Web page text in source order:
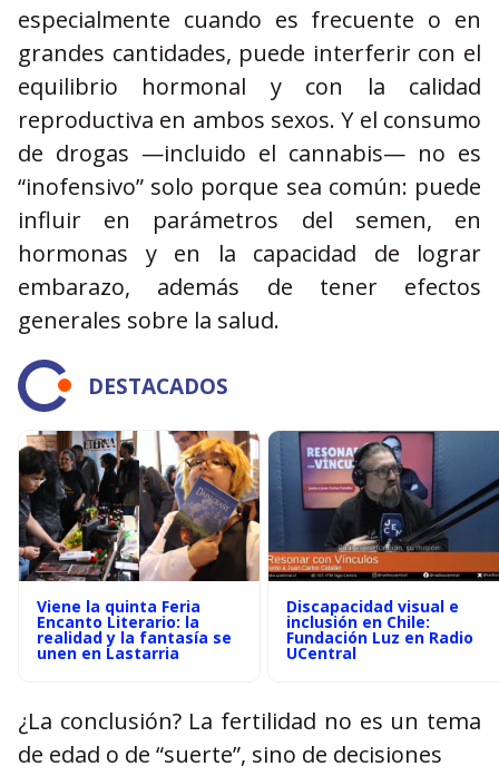
especialmente cuando es frecuente o en
grandes cantidades, puede interferir con el
equilibrio hormonal y con la calidad
reproductiva en ambos sexos. Y el consumo
de drogas —incluido el cannabis— no es
“inofensivo” solo porque sea común: puede
influir en parámetros del semen, en
hormonas y en la capacidad de lograr
embarazo, además de tener efectos
generales sobre la salud.
DESTACADOS
Viene la quinta Feria
Encanto Literario: la
realidad y la fantasía se
unen en Lastarria
Discapacidad visual e
inclusión en Chile:
Fundación Luz en Radio
UCentral
¿La conclusión? La fertilidad no es un tema
de edad o de “suerte”, sino de decisiones